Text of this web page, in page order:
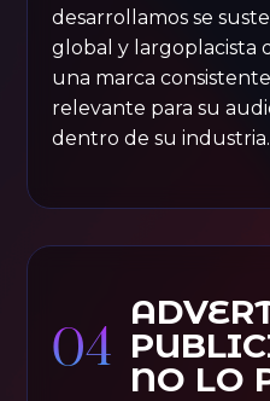
desarrollamos se
global y largoplacista
una marca
relevante para su
dentro de su industria.
04 NO LO